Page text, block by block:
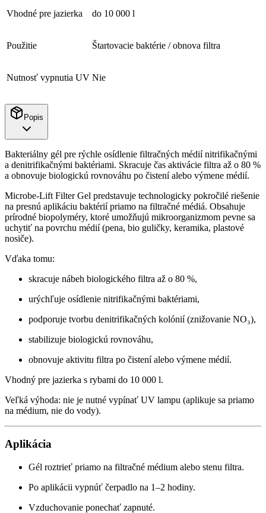
Vhodné pre jazierka do 10 000 l
Použitie Štartovacie baktérie / obnova filtra
Nutnosť vypnutia UV Nie
Popis
Bakteriálny gél pre rýchle osídlenie filtračných médií nitrifikačnými
a denitrifikačnými baktériami. Skracuje čas aktivácie filtra až o 80 %
a obnovuje biologickú rovnováhu po čistení alebo výmene médií.
Microbe-Lift Filter Gel predstavuje technologicky pokročilé riešenie
na presnú aplikáciu baktérií priamo na filtračné médiá. Obsahuje
prírodné biopolyméry, ktoré umožňujú mikroorganizmom pevne sa
uchytiť na povrchu médií (pena, bio guličky, keramika, plastové
nosiče).
Vďaka tomu:
skracuje nábeh biologického filtra až o 80 %,
urýchľuje osídlenie nitrifikačnými baktériami,
podporuje tvorbu denitrifikačných kolónií (znižovanie NO₃),
stabilizuje biologickú rovnováhu,
obnovuje aktivitu filtra po čistení alebo výmene médií.
Vhodný pre jazierka s rybami do 10 000 l.
Veľká výhoda: nie je nutné vypínať UV lampu (aplikuje sa priamo
na médium, nie do vody).
Aplikácia
Gél roztrieť priamo na filtračné médium alebo stenu filtra.
Po aplikácii vypnúť čerpadlo na 1–2 hodiny.
Vzduchovanie ponechať zapnuté.